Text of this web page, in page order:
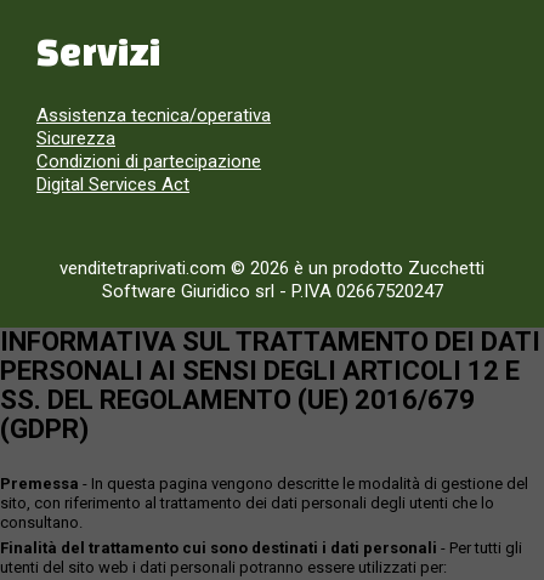
Servizi
Assistenza tecnica/operativa
Sicurezza
Condizioni di partecipazione
Digital Services Act
venditetraprivati.com © 2026 è un prodotto Zucchetti
Software Giuridico srl - P.IVA 02667520247
INFORMATIVA SUL TRATTAMENTO DEI DATI
PERSONALI AI SENSI DEGLI ARTICOLI 12 E
SS. DEL REGOLAMENTO (UE) 2016/679
(GDPR)
Premessa - In questa pagina vengono descritte le modalità di gestione del
sito, con riferimento al trattamento dei dati personali degli utenti che lo
consultano.
Finalità del trattamento cui sono destinati i dati personali - Per tutti gli
utenti del sito web i dati personali potranno essere utilizzati per: